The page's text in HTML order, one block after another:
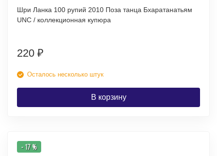
Шри Ланка 100 рупий 2010 Поза танца Бхаратанатьям
UNC / коллекционная купюра
220 ₽
Осталось несколько штук
В корзину
- 17 %